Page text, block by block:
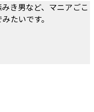
き男など、マニアごこ
たいです。